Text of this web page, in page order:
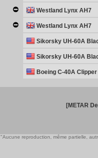
Westland Lynx AH7
Westland Lynx AH7
Sikorsky UH-60A
Sikorsky UH-60A
Boeing C-40A Clipper
[METAR
"Aucune reproduction, même partielle,